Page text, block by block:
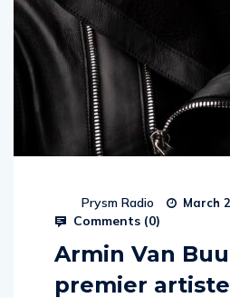
Prysm Radio March
Comments (0)
Armin Van
premier